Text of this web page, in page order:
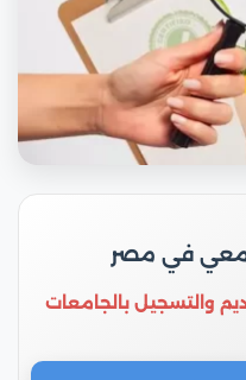
في مصر
والتسجيل بالجامعات